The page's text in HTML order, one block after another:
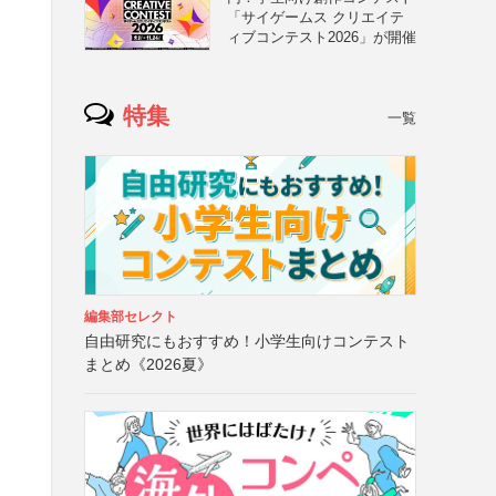
「サイゲームス クリエイテ
ィブコンテスト2026」が開催
特集 一覧
編集部セレクト
自由研究にもおすすめ！小学生向けコンテスト
まとめ《2026夏》